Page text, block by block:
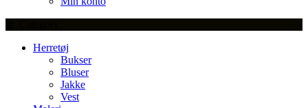
Herretøj
Bukser
Bluser
Jakke
Vest